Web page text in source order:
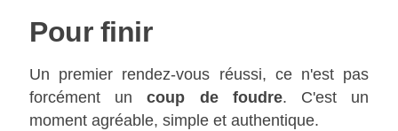
Pour finir
Un premier rendez-vous réussi, ce n'est pas
forcément uncoup de foudre. C'est un
moment agréable, simple et authentique.